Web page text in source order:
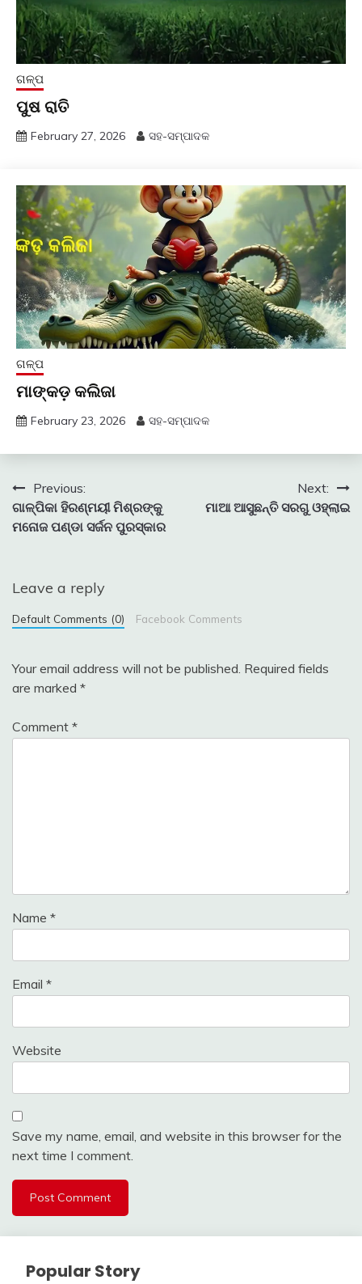
ଗଳ୍ପ
ପୁଷ ରାତି
February 27, 2026 ସହ-ସମ୍ପାଦକ
ଗଳ୍ପ
ମାଙ୍କଡ଼ କଲିଜା
February 23, 2026 ସହ-ସମ୍ପାଦକ
Post
navigation
Previous:
ଗାଳ୍ପିକା ହିରଣ୍ମୟୀ ମିଶ୍ରଙ୍କୁ
ମନୋଜ ପଣ୍ଡା ସର୍ଜନ ପୁରସ୍କାର
Next:
ମାଆ ଆସୁଛନ୍ତି ସରଗୁ ଓହ୍ଲାଇ
Leave a reply
Default Comments (0) Facebook Comments
Your email address will not be published. Required fields
are marked *
Comment *
Name *
Email *
Website
Save my name, email, and website in this browser for the
next time I comment.
Popular Story